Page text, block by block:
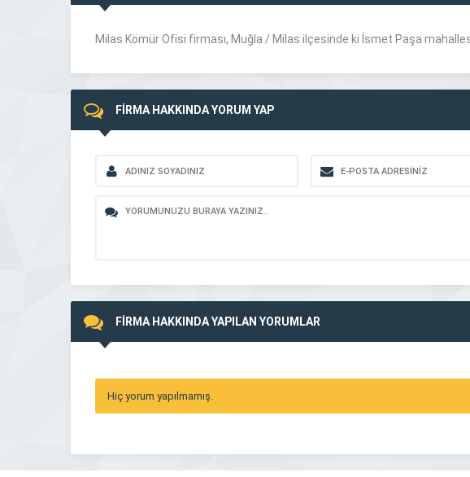
Milas Kömür Ofisi firması, Muğla / Milas ilçesinde ki İsmet Paşa
FİRMA HAKKINDA YORUM YAP
FİRMA HAKKINDA YAPILAN YORUMLAR
Hiç yorum yapılmamış.